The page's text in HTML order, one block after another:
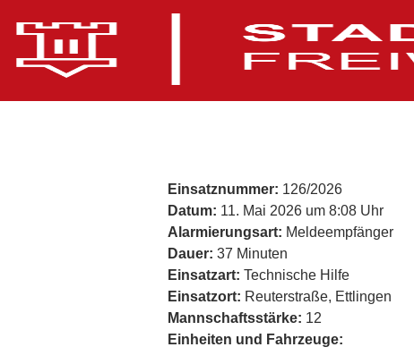
Einsatznummer: 126/2026
Datum: 11. Mai 2026 um 8:08 Uhr
Alarmierungsart: Meldeempfänger
Dauer: 37 Minuten
Einsatzart: Technische Hilfe
Einsatzort: Reuterstraße, Ettlingen
Mannschaftsstärke: 12
Einheiten und Fahrzeuge: